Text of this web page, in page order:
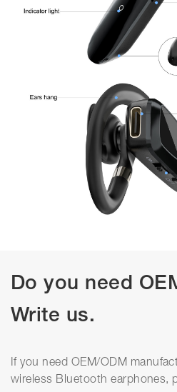
Do you need
Write us.
If you need OEM/ODM
wireless Bluetooth earphones,